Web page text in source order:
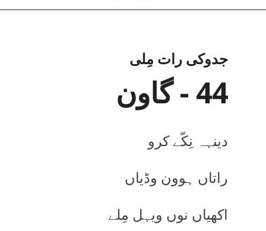
جدوکی رات مِلی
44 - گاون
دینہہ نِکّے کرو
راتاں ہوون وڈیاں
اکھیاں نوں ویہل مِلے